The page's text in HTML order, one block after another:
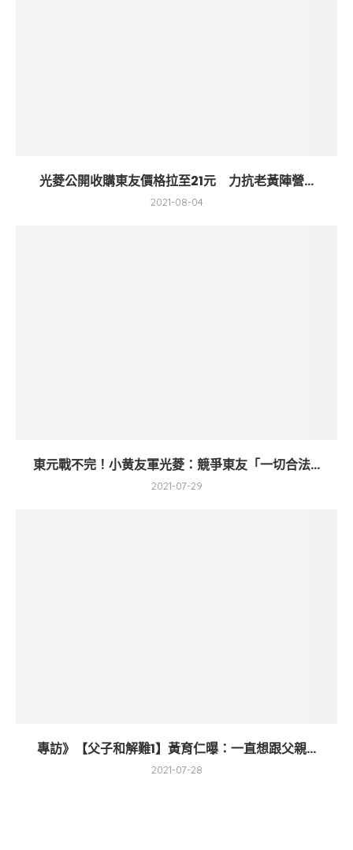
光菱公開收購東友價格拉至21元 力抗老黃陣營...
2021-08-04
東元戰不完！小黄友軍光菱：競爭東友「一切合法...
2021-07-29
專訪》【父子和解難1】黃育仁曝：一直想跟父親...
2021-07-28